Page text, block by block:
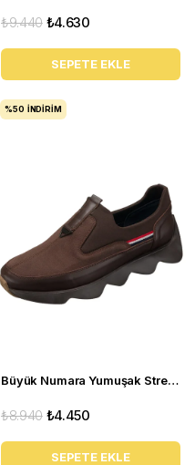
₺4.630
₺9.440
SEPETE EKLE
Büyük Numara Yumuşak Streçli Günlük Erkek Ayakkabı - ST1963 Kahverengi
₺4.450
₺8.940
SEPETE EKLE
%50 İNDIRIM